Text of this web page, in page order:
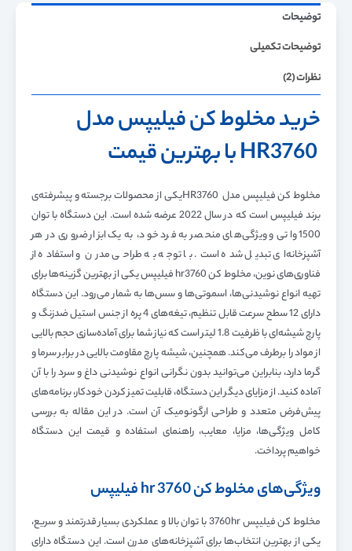
توضیحات
توضیحات تکمیلی
نظرات (2)
خرید مخلوط کن فیلیپس مدل
مخلوط کن فیلیپس مدل HR3760یکی از محصولات برجسته و پیشرفته‌ی
برند فیلیپس است که در سال 2022 عرضه شده است. این دستگاه با توان
1500 واتی و ویژگی‌های منحصر به فرد خود، به یک ابزار ضروری در هر
آشپزخانه‌ای تبدیل شده است. با توجه به طراحی مدرن و استفاده از
فناوری‌های نوین، مخلوط کن hr3760 فیلیپس یکی از بهترین گزینه‌ها برای
تهیه انواع نوشیدنی‌ها، اسموتی‌ها و سس‌ها به شمار می‌رود. این دستگاه
دارای 12 سطح سرعت قابل تنظیم، تیغه‌های 4 پره از جنس استیل ضدزنگ و
پارچ شیشه‌ای با ظرفیت 1.8 لیتر است که نیاز شما برای آماده‌سازی حجم بالایی
از مواد را برطرف می‌کند. همچنین، شیشه پارچ مقاومت بالایی در برابر سرما و
گرما دارد، بنابراین می‌توانید بدون نگرانی انواع نوشیدنی داغ و سرد را با آن
آماده کنید. از مزایای دیگر این دستگاه، قابلیت تمیز کردن خودکار، برنامه‌های
پیش‌فرض متعدد و طراحی ارگونومیک آن است. در این مقاله به بررسی
کامل ویژگی‌ها، مزایا، معایب، راهنمای استفاده و قیمت این دستگاه
خواهیم پرداخت.
ویژگی‌های مخلوط کن 3760 hr فیلیپس
مخلوط کن فیلیپس 3760hr با توان بالا و عملکردی بسیار قدرتمند و سریع،
یکی از بهترین انتخاب‌ها برای آشپزخانه‌های مدرن است. این دستگاه دارای